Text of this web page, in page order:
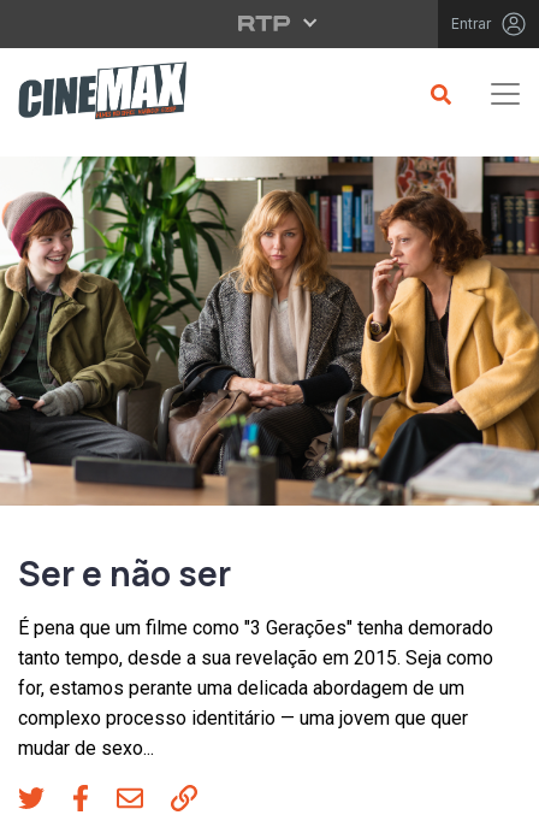
Saltar para o conteúdo principal Entrar
Ser e não ser
É pena que um filme como "3 Gerações" tenha demorado
tanto tempo, desde a sua revelação em 2015. Seja como
for, estamos perante uma delicada abordagem de um
complexo processo identitário — uma jovem que quer
mudar de sexo...